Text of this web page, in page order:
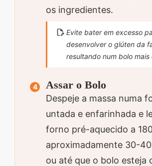
os ingredientes.
Evite bater em excesso
desenvolver o glúten da
resultando num bolo mais
Assar o Bolo
Despeje a massa numa
untada e enfarinhada e
forno pré-aquecido a
aproximadamente 30-
ou até que o bolo esteja